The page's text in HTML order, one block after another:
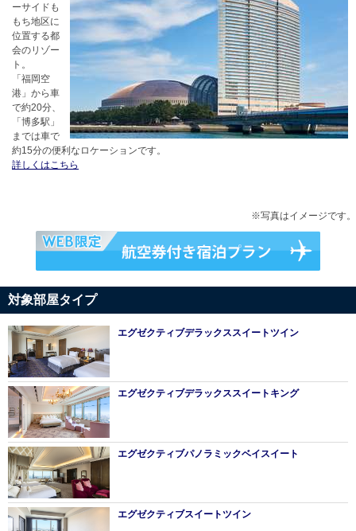
ーサイドも
もち地区に
位置する都
会のリゾー
ト。
「福岡空
港」から車
で約20分、
「博多駅」
までは車で
約15分の便利なロケーションです。
詳しくはこちら
※写真はイメージです。
対象部屋タイプ
エグゼクティブデラックススイートツイン
エグゼクティブデラックススイートキング
エグゼクティブパノラミックベイスイート
エグゼクティブスイートツイン